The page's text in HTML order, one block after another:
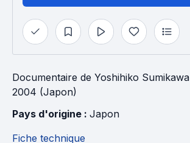
Documentaire de Yoshihiko Sumikawa
2004 (Japon)
Pays d'origine : Japon
Fiche technique